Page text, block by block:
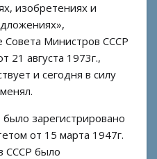
изобретениях и
Совета Министров СССР
21 августа 1973г.,
и сегодня в силу
зарегистрировано
от 15 марта 1947г.
СССР было